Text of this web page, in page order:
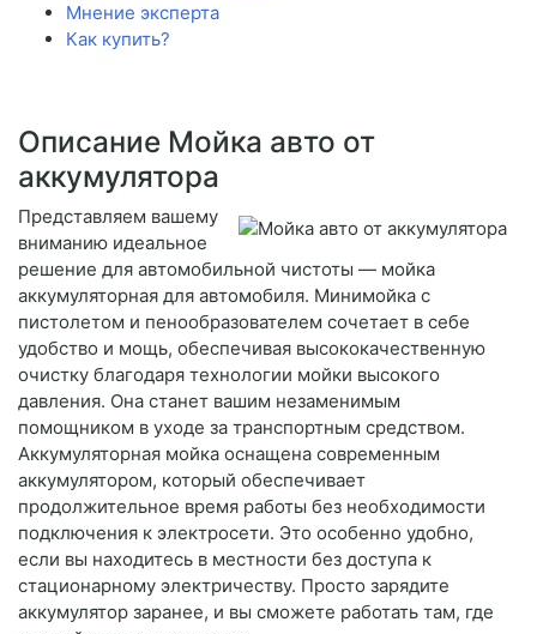
Мнение эксперта
Как купить?
Описание Мойка авто от
аккумулятора
Представляем вашему
вниманию идеальное
решение для автомобильной чистоты — мойка
аккумуляторная для автомобиля. Минимойка с
пистолетом и пенообразователем сочетает в себе
удобство и мощь, обеспечивая высококачественную
очистку благодаря технологии мойки высокого
давления. Она станет вашим незаменимым
помощником в уходе за транспортным средством.
Аккумуляторная мойка оснащена современным
аккумулятором, который обеспечивает
продолжительное время работы без необходимости
подключения к электросети. Это особенно удобно,
если вы находитесь в местности без доступа к
стационарному электричеству. Просто зарядите
аккумулятор заранее, и вы сможете работать там, где